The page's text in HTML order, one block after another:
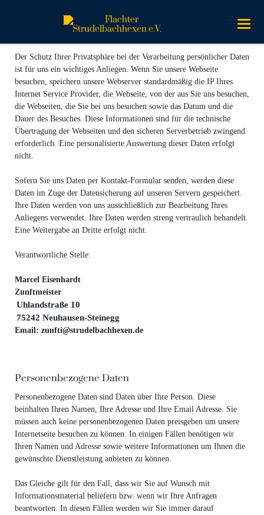
Der Schutz Ihrer Privatsphäre bei der Verarbeitung persönlicher Daten
ist für uns ein wichtiges Anliegen. Wenn Sie unsere Webseite
besuchen, speichern unsere Webserver standardmäßig die IP Ihres
Internet Service Provider, die Webseite, von der aus Sie uns besuchen,
die Webseiten, die Sie bei uns besuchen sowie das Datum und die
Dauer des Besuches. Diese Informationen sind für die technische
Übertragung der Webseiten und den sicheren Serverbetrieb zwingend
erforderlich. Eine personalisierte Auswertung dieser Daten erfolgt
nicht.
Sofern Sie uns Daten per Kontakt-Formular senden, werden diese
Daten im Zuge der Datensicherung auf unseren Servern gespeichert.
Ihre Daten werden von uns ausschließlich zur Bearbeitung Ihres
Anliegens verwendet. Ihre Daten werden streng vertraulich behandelt.
Eine Weitergabe an Dritte erfolgt nicht.
Verantwortliche Stelle:
Marcel Eisenhardt
Zunftmeister
Uhlandstraße 10
75242 Neuhausen-Steinegg
Email: zunfti@strudelbachhexen.de
Personenbezogene Daten
Personenbezogene Daten sind Daten über Ihre Person. Diese
beinhalten Ihren Namen, Ihre Adresse und Ihre Email Adresse. Sie
müssen auch keine personenbezogenen Daten preisgeben um unsere
Internetseite besuchen zu können. In einigen Fällen benötigen wir
Ihren Namen und Adresse sowie weitere Informationen um Ihnen die
gewünschte Dienstleistung anbieten zu können.
Das Gleiche gilt für den Fall, dass wir Sie auf Wunsch mit
Informationsmaterial beliefern bzw. wenn wir Ihre Anfragen
beantworten. In diesen Fällen werden wir Sie immer darauf